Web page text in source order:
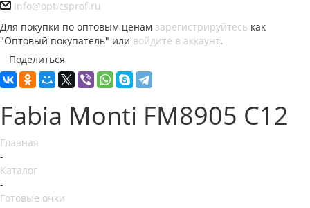
info@opticsprof.ru
Для покупки по оптовым ценам зарегистрируйтесь как
"Оптовый покупатель" или войдите в аккаунт.
Поделиться
Fabia Monti FM8905 C12
Главная
-
Каталог
-
Готовые очки